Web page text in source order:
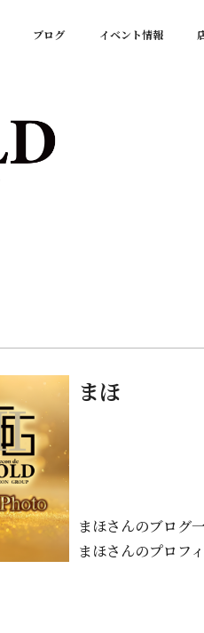
ブログ イベント情報
まほ
まほさんのブログ
まほさんのプロフ